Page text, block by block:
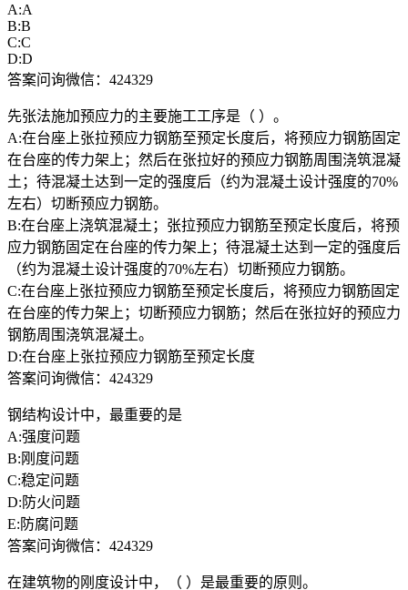
A:A
B:B
C:C
D:D
答案问询微信：424329
先张法施加预应力的主要施工工序是（ ）。
A:在台座上张拉预应力钢筋至预定长度后，将预应力钢筋固定
在台座的传力架上；然后在张拉好的预应力钢筋周围浇筑混凝
土；待混凝土达到一定的强度后（约为混凝土设计强度的70%
左右）切断预应力钢筋。
B:在台座上浇筑混凝土；张拉预应力钢筋至预定长度后，将预
应力钢筋固定在台座的传力架上；待混凝土达到一定的强度后
（约为混凝土设计强度的70%左右）切断预应力钢筋。
C:在台座上张拉预应力钢筋至预定长度后，将预应力钢筋固定
在台座的传力架上；切断预应力钢筋；然后在张拉好的预应力
钢筋周围浇筑混凝土。
D:在台座上张拉预应力钢筋至预定长度
答案问询微信：424329
钢结构设计中，最重要的是
A:强度问题
B:刚度问题
C:稳定问题
D:防火问题
E:防腐问题
答案问询微信：424329
在建筑物的刚度设计中，（ ）是最重要的原则。